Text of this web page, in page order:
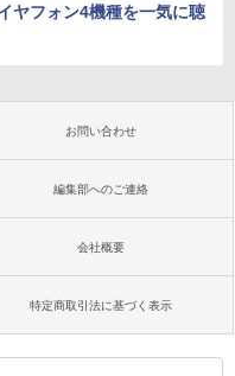
ヤフォン4機種を一気に聴
お問い合わせ
編集部へのご連絡
会社概要
特定商取引法に基づく表示